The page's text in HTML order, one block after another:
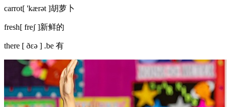
carrot[ 'kærət ]胡萝卜
fresh[ freʃ ]新鲜的
there [ ðεə ] .be 有